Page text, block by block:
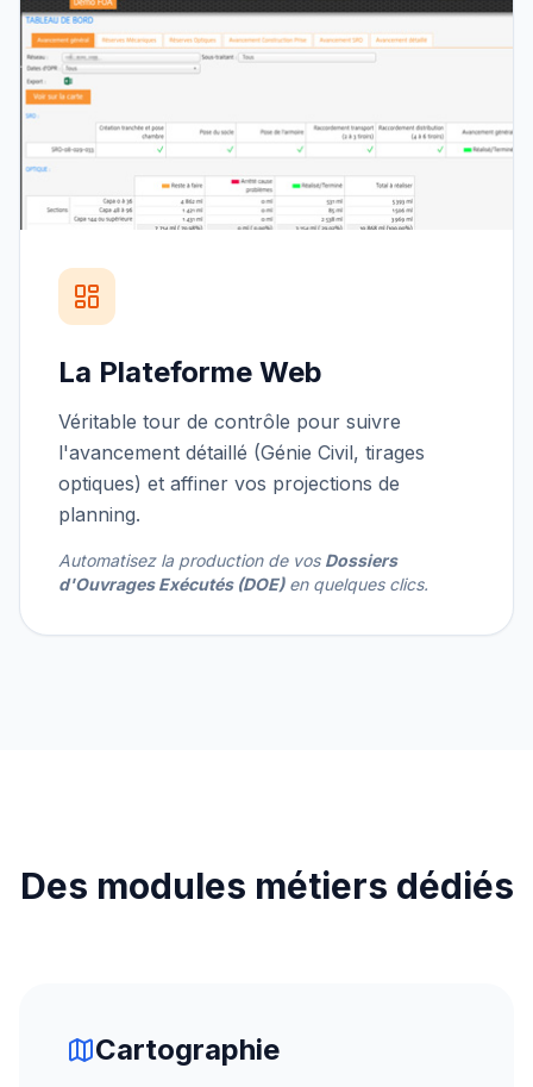
La Plateforme Web
Véritable tour de contrôle pour suivre
l'avancement détaillé (Génie Civil, tirages
optiques) et affiner vos projections de
planning.
Automatisez la production de vos Dossiers
d'Ouvrages Exécutés (DOE)en quelques clics.
Des modules métiers dédiés
Cartographie